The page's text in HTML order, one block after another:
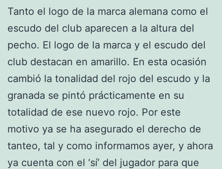
Tanto el logo de la marca alemana como el
escudo del club aparecen a la altura del
pecho. El logo de la marca y el escudo del
club destacan en amarillo. En esta ocasión
cambió la tonalidad del rojo del escudo y la
granada se pintó prácticamente en su
totalidad de ese nuevo rojo. Por este
motivo ya se ha asegurado el derecho de
tanteo, tal y como informamos ayer, y ahora
ya cuenta con el ‘sí’ del jugador para que